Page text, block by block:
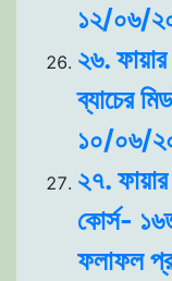
১২/০৬/
২৬.
ব্যাচের
১০/০৬/
২৭.
কোর্স-
ফলাফল